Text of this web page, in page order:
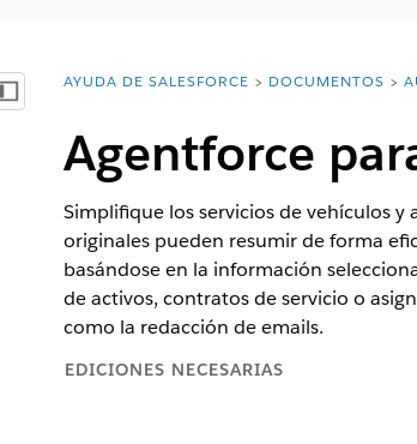
Mostrar índice de materias
Usted está aquí:
AYUDA DE SALESFORCE DOCUMENTOS
Agentforce
Simplifique los servicios de vehículos
originales pueden resumir de forma
basándose en la información
de activos, contratos de servicio o
como la redacción de emails.
EDICIONES NECESARIAS